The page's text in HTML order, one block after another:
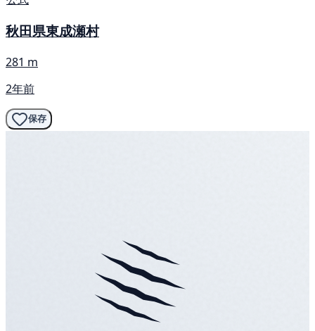
秋田県東成瀬村
281 m
2年前
保存